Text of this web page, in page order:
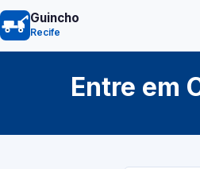
Guincho
Recife
Entre em